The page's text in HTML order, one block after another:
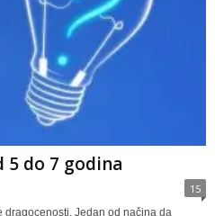
5 do 7 godina
15
Jedan od načina da